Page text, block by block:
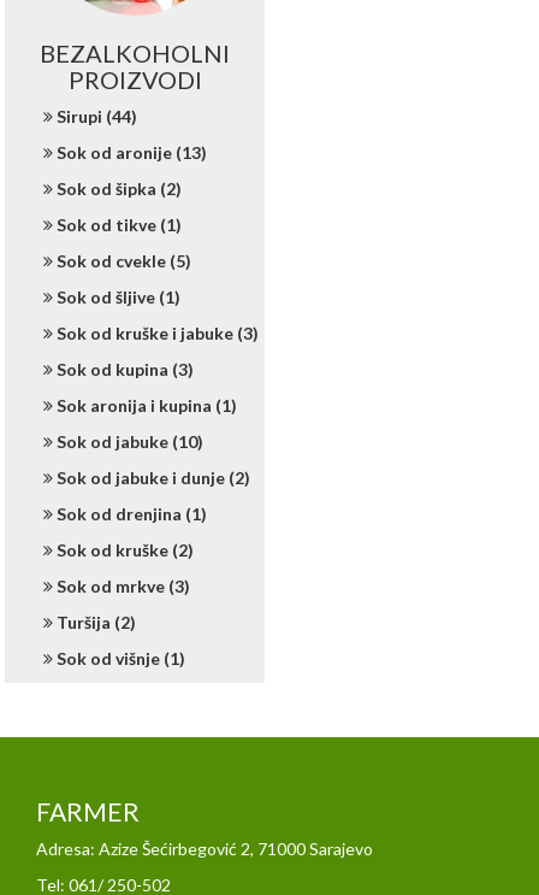
BEZALKOHOLNI
PROIZVODI
Sirupi (44)
Sok od aronije (13)
Sok od šipka (2)
Sok od tikve (1)
Sok od cvekle (5)
Sok od šljive (1)
Sok od kruške i jabuke (3)
Sok od kupina (3)
Sok aronija i kupina (1)
Sok od jabuke (10)
Sok od jabuke i dunje (2)
Sok od drenjina (1)
Sok od kruške (2)
Sok od mrkve (3)
Turšija (2)
Sok od višnje (1)
FARMER
Adresa: Azize Šećirbegović 2, 71000 Sarajevo
Tel: 061/ 250-502